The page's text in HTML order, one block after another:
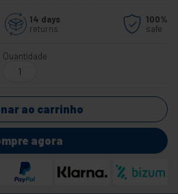
14 days
returns
100%
safe
Quantidade
ao carrinho
agora